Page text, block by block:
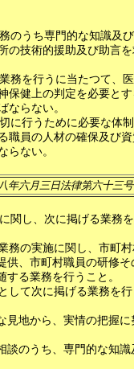
のうち専門的な知識及
の技術的援助及び助言
務を行うに当たつて、
保健上の判定を必要と
ならない。
に行うために必要な体
職員の人材の確保及び
らない。
年六月三日法律第六十三
関し、次に掲げる業務
務の実施に関し、市町
供、市町村職員の研修そ
る業務を行うこと。
して次に掲げる業務を
見地から、実情の把握に
談のうち、専門的な知識